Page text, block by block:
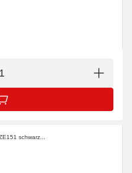
IN DEN WARENKORB